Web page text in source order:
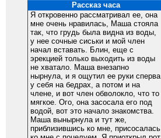
Рассказ часа
Я откровенно рассматривал ее, она
мне очень нравилась, Маша стояла
так, что грудь была видна из воды,
у нее сочные сиськи и мой член
начал вставать. Блин, еще с
эрекцией только выходить из воды
не хватало. Маша внезапно
нырнула, и я ощутил ее руки сперва
у себя на бедрах, а потом и на
члене, и вот член обволокло, что то
мягкое. Ого, она засосала его под
водой, вот это начало знакомства.
Маша вынырнула и тут же,
приблизившись ко мне, присосалась